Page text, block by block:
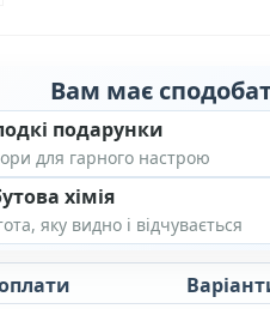
Вам має
подарунки
для гарного настрою
хімія
яку видно і відчувається